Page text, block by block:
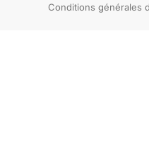
Conditions générales